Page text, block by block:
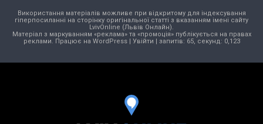
Використання матеріалів можливе при відкритому для індексування
гіперпосиланні на сторінку оригінальної статті з вказанням імені сайту
LvivOnline (Львів Онлайн).
Матеріал з маркуванням «реклама» та «промоція» публікується на правах
реклами. Працює на WordPress| Увійти | запитів: 65, секунд: 0,123